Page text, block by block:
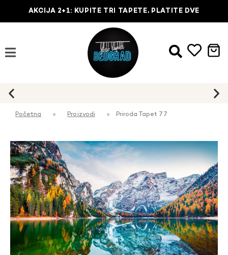
AKCIJA 2+1: KUPITE TRI TAPETE, PLATITE DVE
Početna » Proizvodi » Priroda Tapet 77